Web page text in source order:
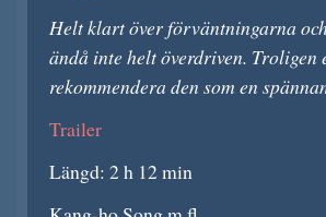
Helt klart över förväntningarna
ändå inte helt överdriven.
rekommendera den som en
Trailer
Längd: 2 h 12 min